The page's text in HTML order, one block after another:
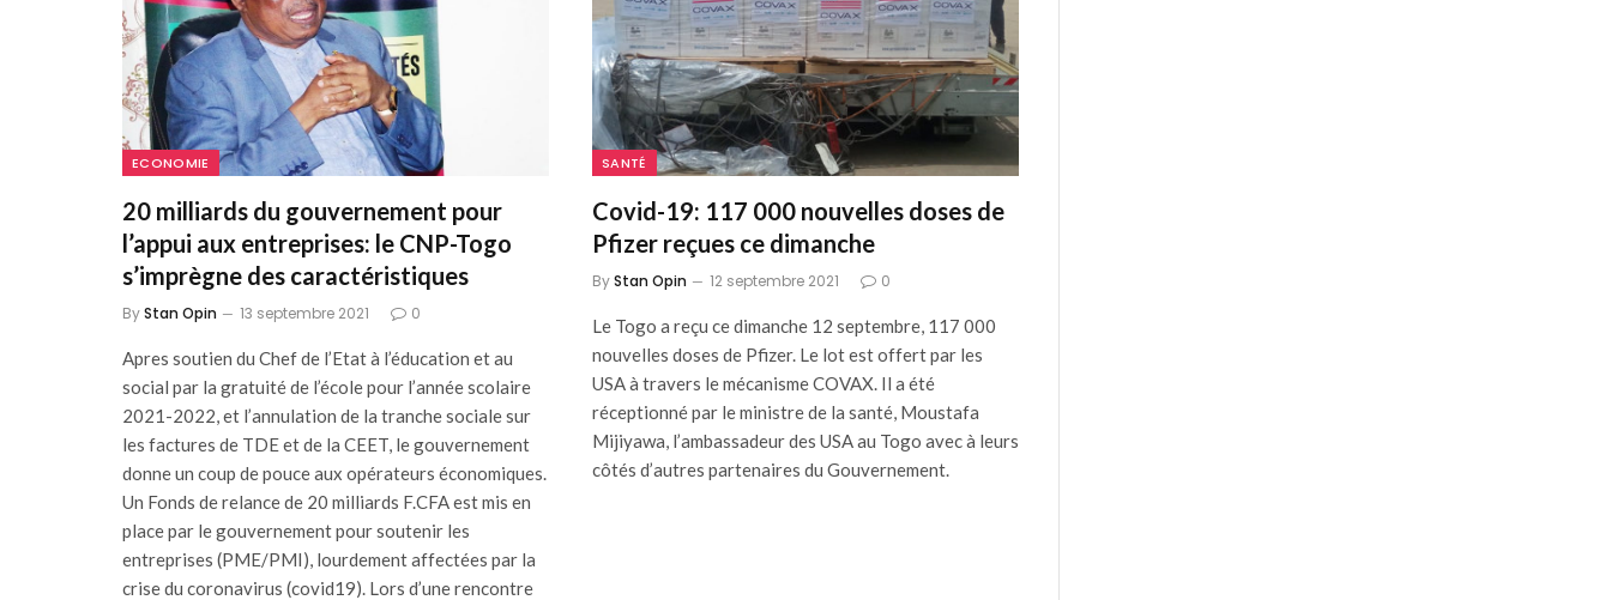
ECONOMIE
20 milliards du gouvernement pour
l’appui aux entreprises: le CNP-Togo
s’imprègne des caractéristiques
ByStan Opin 13 septembre 2021 0
Apres soutien du Chef de l’Etat à l’éducation et au
social par la gratuité de l’école pour l’année scolaire
2021-2022, et l’annulation de la tranche sociale sur
les factures de TDE et de la CEET, le gouvernement
donne un coup de pouce aux opérateurs économiques.
Un Fonds de relance de 20 milliards F.CFA est mis en
place par le gouvernement pour soutenir les
entreprises (PME/PMI), lourdement affectées par la
crise du coronavirus (covid19). Lors d’une rencontre
SANTÉ
Covid-19: 117 000 nouvelles doses de
Pfizer reçues ce dimanche
ByStan Opin 12 septembre 2021 0
Le Togo a reçu ce dimanche 12 septembre, 117 000
nouvelles doses de Pfizer. Le lot est offert par les
USA à travers le mécanisme COVAX. Il a été
réceptionné par le ministre de la santé, Moustafa
Mijiyawa, l’ambassadeur des USA au Togo avec à leurs
côtés d’autres partenaires du Gouvernement.